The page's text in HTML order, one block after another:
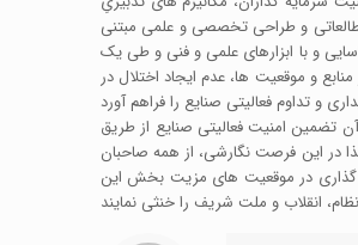
مطالعاتی و طراحی تخصصی و علمی مبتنی
و با ابزارهای علمی و فنی و طی یک
و موقعیت ها، عدم ایجاد اختلال در
تضمین امنیت فعالیتی صنایع از طریق
در این فرصت نگارشی، از همه صاحبان
گذاری در موقعیت های مزیت بخش این